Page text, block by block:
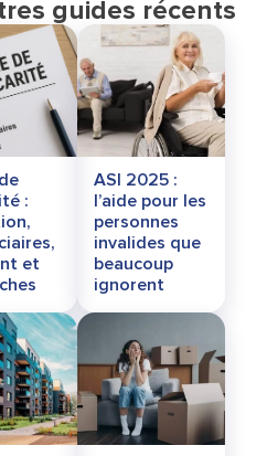
guides récents
:
et
ASI 2025 :
l’aide pour les
personnes
invalides que
beaucoup
ignorent